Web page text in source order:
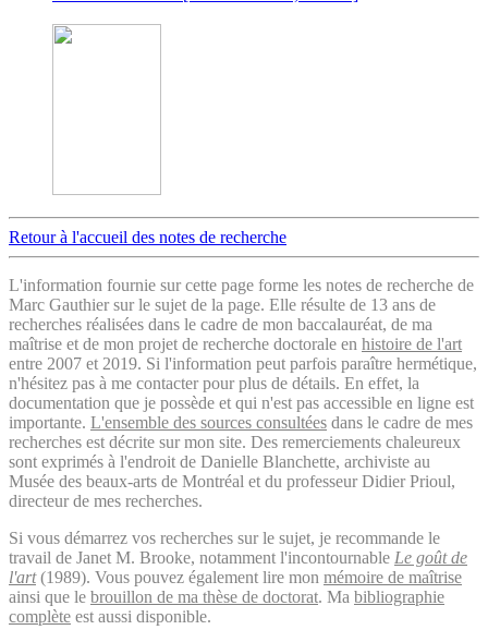
Retour à l'accueil des notes de recherche
L'information fournie sur cette page forme les notes de recherche de
Marc Gauthier sur le sujet de la page. Elle résulte de 13 ans de
recherches réalisées dans le cadre de mon baccalauréat, de ma
maîtrise et de mon projet de recherche doctorale en histoire de l'art
entre 2007 et 2019. Si l'information peut parfois paraître hermétique,
n'hésitez pas à me contacter pour plus de détails. En effet, la
documentation que je possède et qui n'est pas accessible en ligne est
importante. L'ensemble des sources consultées dans le cadre de mes
recherches est décrite sur mon site. Des remerciements chaleureux
sont exprimés à l'endroit de Danielle Blanchette, archiviste au
Musée des beaux-arts de Montréal et du professeur Didier Prioul,
directeur de mes recherches.
Si vous démarrez vos recherches sur le sujet, je recommande le
travail de Janet M. Brooke, notamment l'incontournable Le goût de
l'art(1989). Vous pouvez également lire mon mémoire de maîtrise
ainsi que le brouillon de ma thèse de doctorat. Ma bibliographie
complète est aussi disponible.